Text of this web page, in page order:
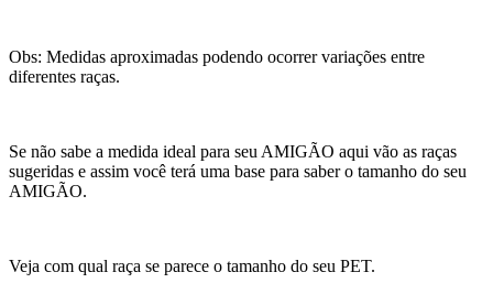
Obs: Medidas aproximadas podendo ocorrer variações entre
diferentes raças.
Se não sabe a medida ideal para seu AMIGÃO aqui vão as raças
sugeridas e assim você terá uma base para saber o tamanho do seu
AMIGÃO.
Veja com qual raça se parece o tamanho do seu PET.